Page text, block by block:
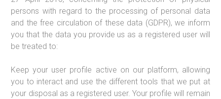
persons with regard to the processing of personal data
and the free circulation of these data (GDPR), we inform
you that the data you provide us as a registered user will
be treated to:
Keep your user profile active on our platform, allowing
you to interact and use the different tools that we put at
your disposal as a registered user. Your profile will remain